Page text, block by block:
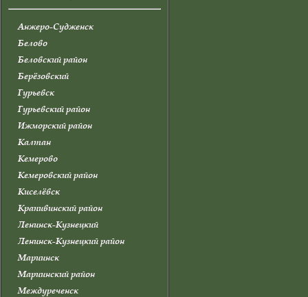
Анжеро-Судженск
Белово
Беловский район
Берёзовский
Гурьевск
Гурьевский район
Ижморский район
Калтан
Кемерово
Кемеровский район
Киселёвск
Крапивинский район
Ленинск-Кузнецкий
Ленинск-Кузнецкий район
Мариинск
Мариинский район
Междуреченск